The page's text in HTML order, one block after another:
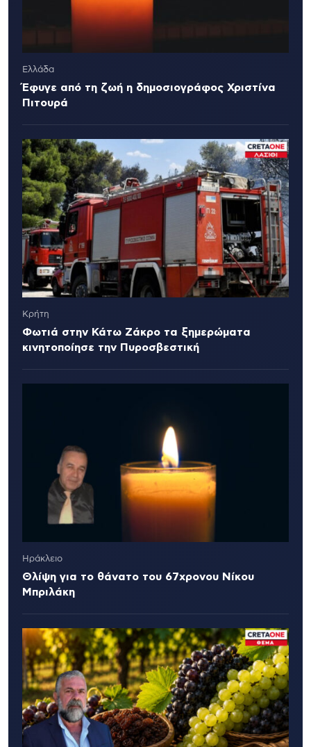
Ελλάδα
Έφυγε από τη ζωή η δημοσιογράφος Χριστίνα
Πιτουρά
Κρήτη
Φωτιά στην Κάτω Ζάκρο τα ξημερώματα
κινητοποίησε την Πυροσβεστική
Ηράκλειο
Θλίψη για το θάνατο του 67χρονου Νίκου
Μπριλάκη